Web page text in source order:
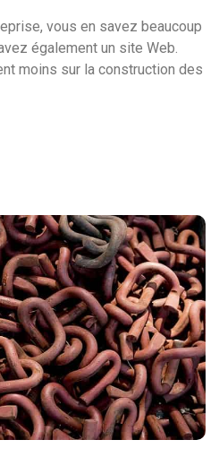
vous en savez beaucoup
également un site Web.
moins sur la construction des